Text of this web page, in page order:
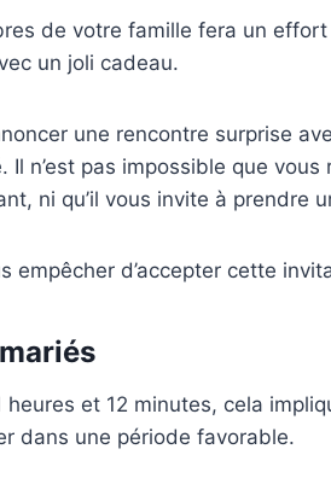
de votre famille fera un
un joli cadeau.
une rencontre surprise
Il n’est pas impossible que
ni qu’il vous invite à prendre
empêcher d’accepter cette
heures et 12 minutes, cela
dans une période favorable.